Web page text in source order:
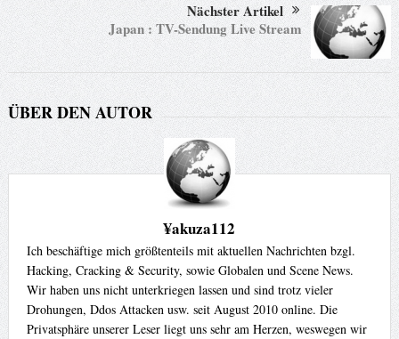
Nächster Artikel
Japan : TV-Sendung Live Stream
ÜBER DEN AUTOR
¥akuza112
Ich beschäftige mich größtenteils mit aktuellen Nachrichten bzgl.
Hacking, Cracking & Security, sowie Globalen und Scene News.
Wir haben uns nicht unterkriegen lassen und sind trotz vieler
Drohungen, Ddos Attacken usw. seit August 2010 online. Die
Privatsphäre unserer Leser liegt uns sehr am Herzen, weswegen wir